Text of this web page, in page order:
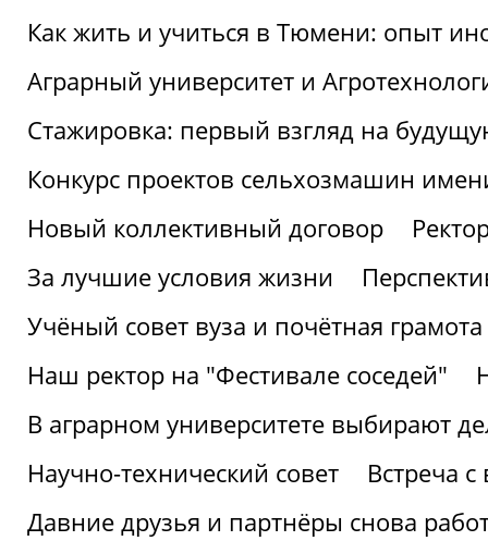
Как жить и учиться в Тюмени: опыт
Аграрный университет и
Стажировка: первый взгляд на
Конкурс проектов сельхозмашин
Новый коллективный договор
За лучшие условия жизни
Учёный совет вуза и почётная
Наш ректор на "Фестивале соседей"
В аграрном университете выбирают
Научно-технический совет
Встреча
Давние друзья и партнёры снова